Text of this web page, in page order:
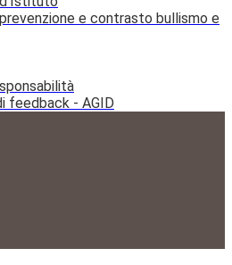
e contrasto bullismo e
feedback - AGID